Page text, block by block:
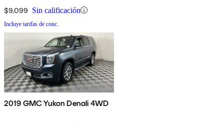
$9,099 Sin calificación
Incluye tarifas de conc.
2019 GMC Yukon Denali 4WD